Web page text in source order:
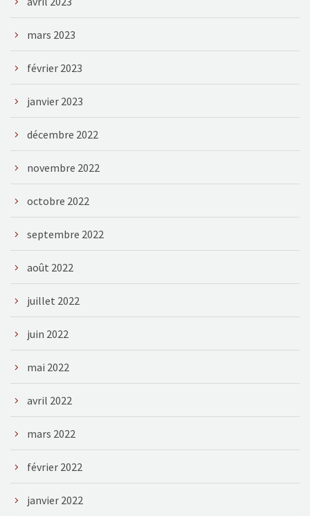
mars 2023
février 2023
janvier 2023
décembre 2022
novembre 2022
octobre 2022
septembre 2022
août 2022
juillet 2022
juin 2022
mai 2022
avril 2022
mars 2022
février 2022
janvier 2022